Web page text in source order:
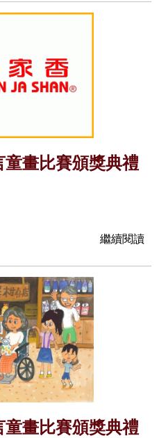
畫比賽頒獎典禮
繼續閱讀
畫比賽頒獎典禮